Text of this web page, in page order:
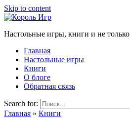
Skip to content
Настольные игры, книги и не только
Главная
Настольные игры
Книги
О блоге
Обратная связь
Search for:
Главная » Книги